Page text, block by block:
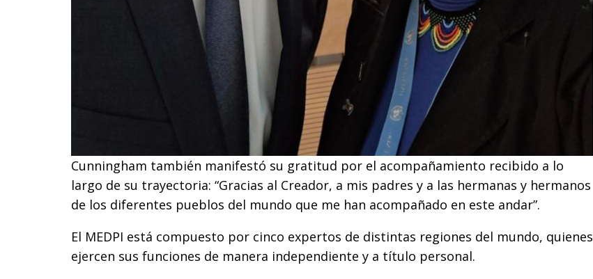
Cunningham también manifestó su gratitud por el acompañamiento recibido a lo
largo de su trayectoria: “Gracias al Creador, a mis padres y a las hermanas y hermanos
de los diferentes pueblos del mundo que me han acompañado en este andar”.
El MEDPI está compuesto por cinco expertos de distintas regiones del mundo, quienes
ejercen sus funciones de manera independiente y a título personal.